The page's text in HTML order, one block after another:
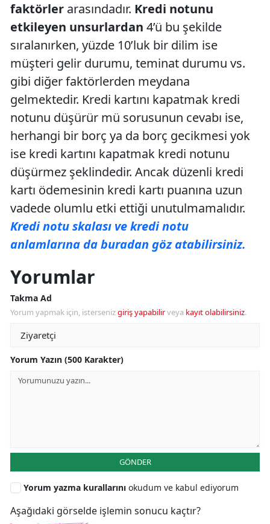
faktörler arasındadır. Kredi notunu
etkileyen unsurlardan 4’ü bu şekilde
sıralanırken, yüzde 10’luk bir dilim ise
müşteri gelir durumu, teminat durumu vs.
gibi diğer faktörlerden meydana
gelmektedir. Kredi kartını kapatmak kredi
notunu düşürür mü sorusunun cevabı ise,
herhangi bir borç ya da borç gecikmesi yok
ise kredi kartını kapatmak kredi notunu
düşürmez şeklindedir. Ancak düzenli kredi
kartı ödemesinin kredi kartı puanına uzun
vadede olumlu etki ettiği unutulmamalıdır.
Kredi notu skalası ve kredi notu
anlamlarına da buradan göz atabilirsiniz.
Yorumlar
Takma Ad
Yorum yapmak için, istersenizgiriş yapabilirveya kayıt olabilirsiniz.
Yorum Yazın (500 Karakter)
GÖNDER
Yorum yazma kurallarını okudum ve kabul ediyorum
Aşağıdaki görselde işlemin sonucu kaçtır?